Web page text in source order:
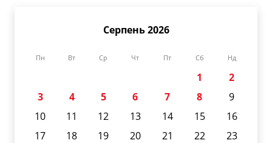
Серпень 2026
Пн Вт Ср Чт Пт Сб Нд
1
2
3
4 5 6 7 8
9
10
11 12 13 14 15
16
17
18 19 20 21 22
23